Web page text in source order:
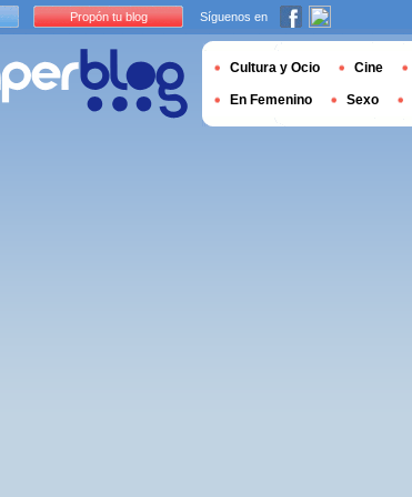
Propón tu blog Síguenos en
Cultura y Ocio Cine
En Femenino Sexo